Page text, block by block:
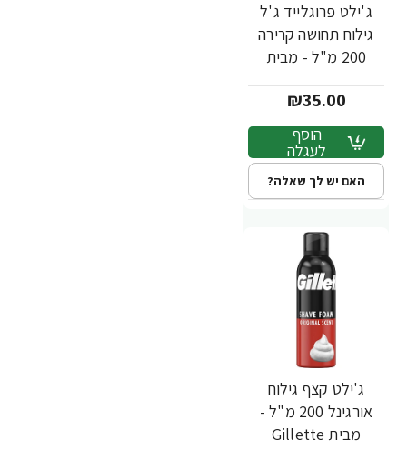
ג'ילט פרוגלייד ג'ל
גילוח תחושה קרירה
200 מ"ל - מבית
₪35.00
הוסף
לעגלה
האם יש לך שאלה?
ג'ילט קצף גילוח
אורגינל 200 מ"ל -
מבית Gillette